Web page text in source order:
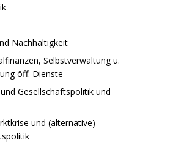
Nachhaltigkeit
Selbstverwaltung u.
öff. Dienste
Gesellschaftspolitik und
und (alternative)